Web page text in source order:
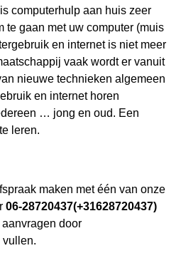
computerhulp aan huis zeer
te gaan met uw computer (muis
en internet is niet meer
vaak wordt er vanuit
nieuwe technieken algemeen
en internet horen
… jong en oud. Een
leren.
maken met één van onze
06-28720437(+31628720437)
door
vullen.